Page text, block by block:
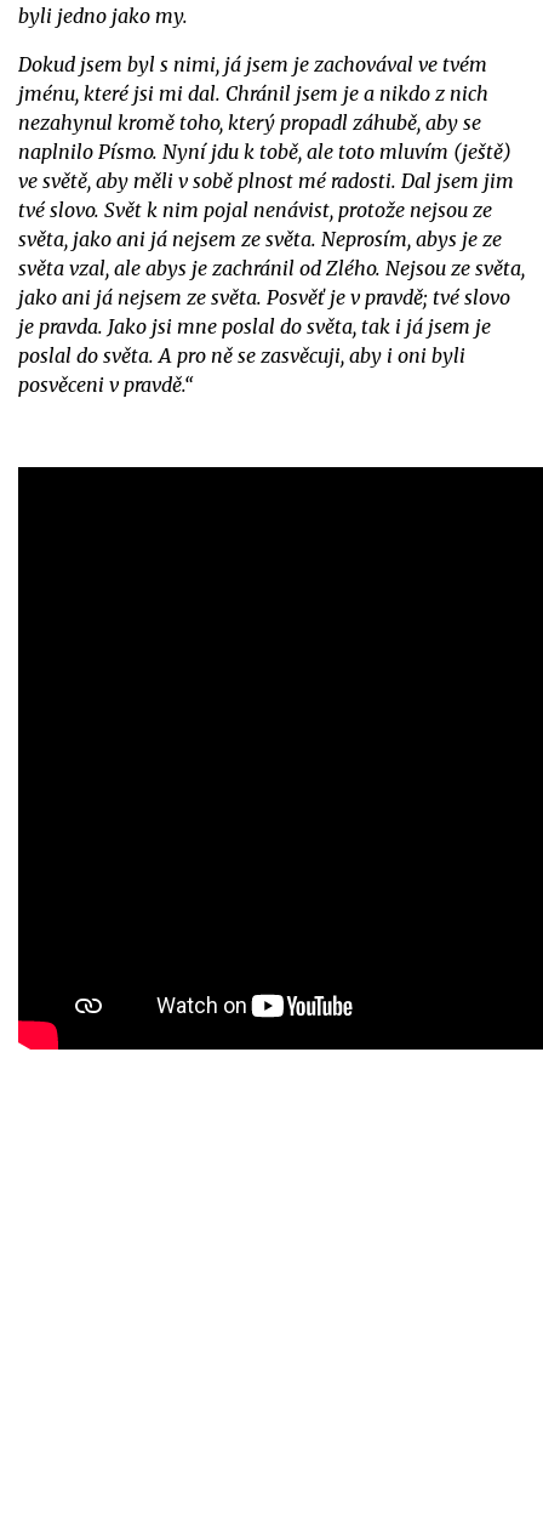
byli jedno jako my.
Dokud jsem byl s nimi, já jsem je zachovával ve tvém
jménu, které jsi mi dal. Chránil jsem je a nikdo z nich
nezahynul kromě toho, který propadl záhubě, aby se
naplnilo Písmo. Nyní jdu k tobě, ale toto mluvím (ještě)
ve světě, aby měli v sobě plnost mé radosti. Dal jsem jim
tvé slovo. Svět k nim pojal nenávist, protože nejsou ze
světa, jako ani já nejsem ze světa. Neprosím, abys je ze
světa vzal, ale abys je zachránil od Zlého. Nejsou ze světa,
jako ani já nejsem ze světa. Posvěť je v pravdě; tvé slovo
je pravda. Jako jsi mne poslal do světa, tak i já jsem je
poslal do světa. A pro ně se zasvěcuji, aby i oni byli
posvěceni v pravdě.“